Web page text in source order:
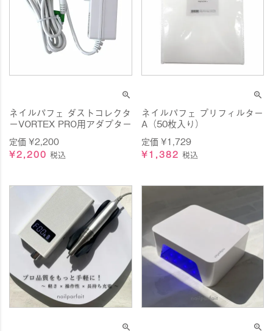
ネイルパフェ ダストコレクタ
ーVORTEX PRO用アダプター
定価¥2,200
¥2,200 税込
ネイルパフェ プリフィルター
A（50枚入り）
定価 ¥1,729
¥1,382 税込